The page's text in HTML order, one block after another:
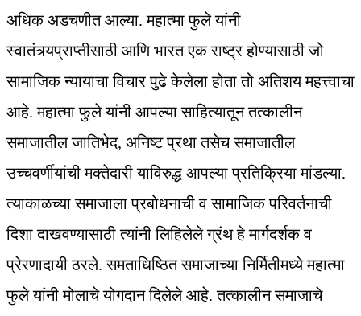
अधिक अडचणीत आल्या. महात्मा फुले यांनी
स्वातंत्र्यप्राप्तीसाठी आणि भारत एक राष्ट्र होण्यासाठी जो
सामाजिक न्यायाचा विचार पुढे केलेला होता तो अतिशय महत्त्वाचा
आहे. महात्मा फुले यांनी आपल्या साहित्यातून तत्कालीन
समाजातील जातिभेद, अनिष्ट प्रथा तसेच समाजातील
उच्चवर्णीयांची मक्तेदारी याविरुद्ध आपल्या प्रतिक्रिया मांडल्या.
त्याकाळच्या समाजाला प्रबोधनाची व सामाजिक परिवर्तनाची
दिशा दाखवण्यासाठी त्यांनी लिहिलेले ग्रंथ हे मार्गदर्शक व
प्रेरणादायी ठरले. समताधिष्ठित समाजाच्या निर्मितीमध्ये महात्मा
फुले यांनी मोलाचे योगदान दिलेले आहे. तत्कालीन समाजाचे